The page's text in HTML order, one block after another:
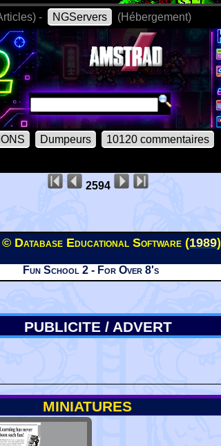
- NGServers (Hébergement)
Dumpeurs 10120 commentaires
2594
© Database Educational Software (1989)
Fun School 2 - For Over 8's
PUBLICITE / ADVERT
MINIATURES